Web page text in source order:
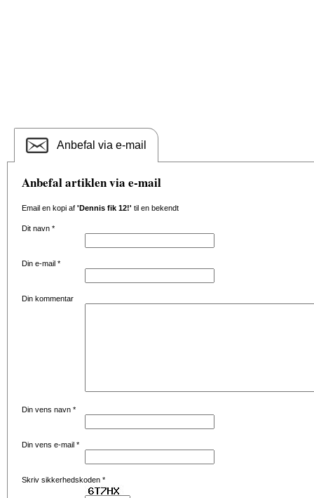
Anbefal via e-mail
Anbefal artiklen via e-mail
Email en kopi af 'Dennis fik 12!' til en bekendt
Dit navn *
Din e-mail *
Din kommentar
Din vens navn *
Din vens e-mail *
Skriv sikkerhedskoden *